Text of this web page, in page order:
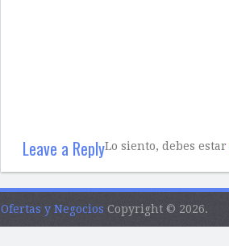
Leave a ReplyLo siento, debes estar
Ofertas y Negocios Copyright © 2026.